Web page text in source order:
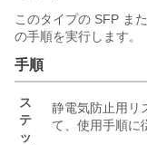
このタイプの SFP ま
の手順を実行します。
手順
ス
テ
ッ
静電気防止用リ
て、使用手順に